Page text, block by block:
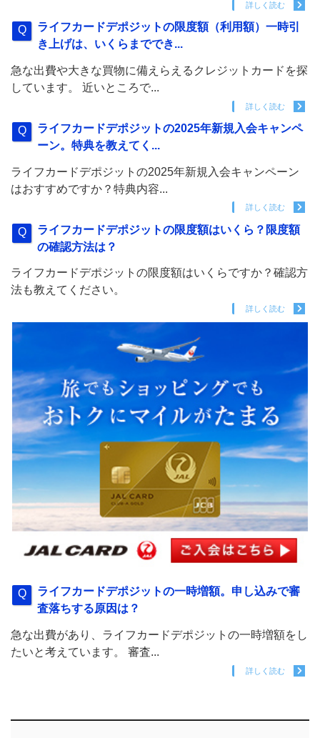
詳しく読む
ライフカードデポジットの限度額（利用額）一時引
き上げは、いくらまででき...
急な出費や大きな買物に備えらえるクレジットカードを探
しています。 近いところで...
詳しく読む
ライフカードデポジットの2025年新規入会キャンペ
ーン。特典を教えてく...
ライフカードデポジットの2025年新規入会キャンペーン
はおすすめですか？特典内容...
詳しく読む
ライフカードデポジットの限度額はいくら？限度額
の確認方法は？
ライフカードデポジットの限度額はいくらですか？確認方
法も教えてください。
詳しく読む
ライフカードデポジットの一時増額。申し込みで審
査落ちする原因は？
急な出費があり、ライフカードデポジットの一時増額をし
たいと考えています。 審査...
詳しく読む